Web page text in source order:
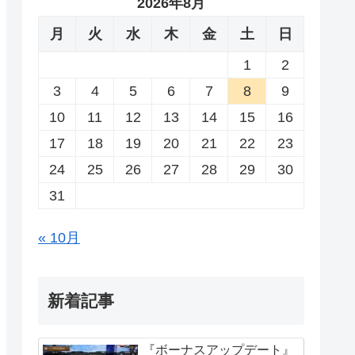
2026年8月
月
火 水 木 金 土
日
1
2
3
4 5 6 7 8
9
10
11 12 13 14 15
16
17
18 19 20 21 22
23
24
25 26 27 28 29
30
31
« 10月
新着記事
『ボーナスアップデート』